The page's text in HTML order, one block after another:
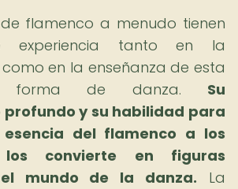
flamenco a menudo tienen
experiencia tanto en la
en la enseñanza de esta
forma de danza. Su
y su habilidad para
del flamenco a los
los convierte en figuras
mundo de la danza. La